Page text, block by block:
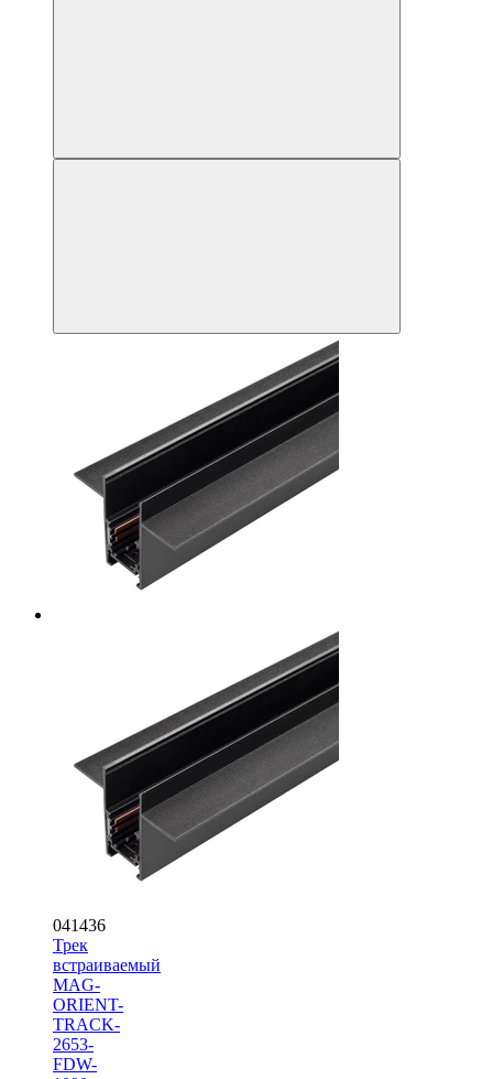
041436
Трек
встраиваемый
MAG-
ORIENT-
TRACK-
2653-
FDW-